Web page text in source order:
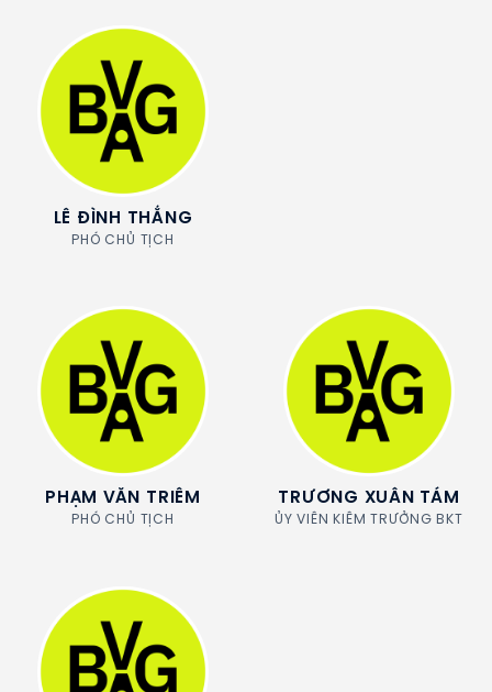
LÊ ĐÌNH THẮNG
PHÓ CHỦ TỊCH
PHẠM VĂN TRIÊM
PHÓ CHỦ TỊCH
TRƯƠNG XUÂN TÁM
ỦY VIÊN KIÊM TRƯỞNG BKT